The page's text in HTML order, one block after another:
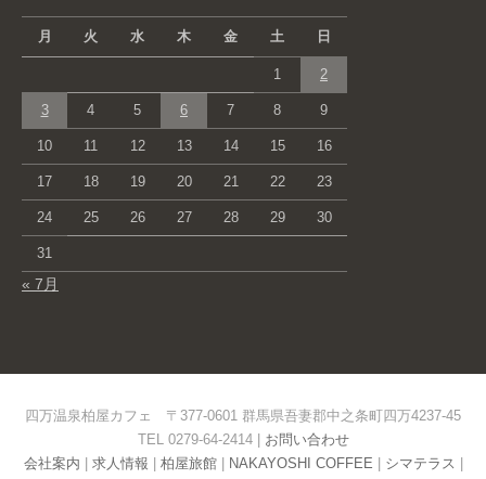
月 火 水 木 金 土 日
1 2
3 4 5 6 7 8 9
10 11 12 13 14 15 16
17 18 19 20 21 22 23
24 25 26 27 28 29 30
31
« 7月
四万温泉柏屋カフェ 〒377-0601 群馬県吾妻郡中之条町四万4237-45
TEL 0279-64-2414 | お問い合わせ
会社案内 | 求人情報 | 柏屋旅館| NAKAYOSHI COFFEE | シマテラス |